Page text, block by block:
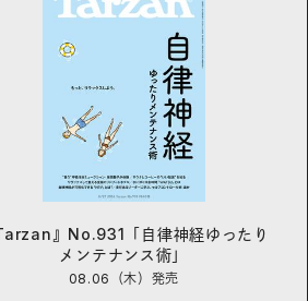
Tarzan』No.931「自律神経ゆったり
メンテナンス術」
08.06（木） 発売